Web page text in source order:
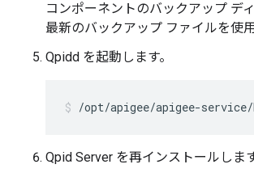
コンポーネントのバックアップ デ
最新のバックアップ ファイルを使用
Qpidd を起動します。
/opt/apigee/apigee-
Qpid Server を再インストールします